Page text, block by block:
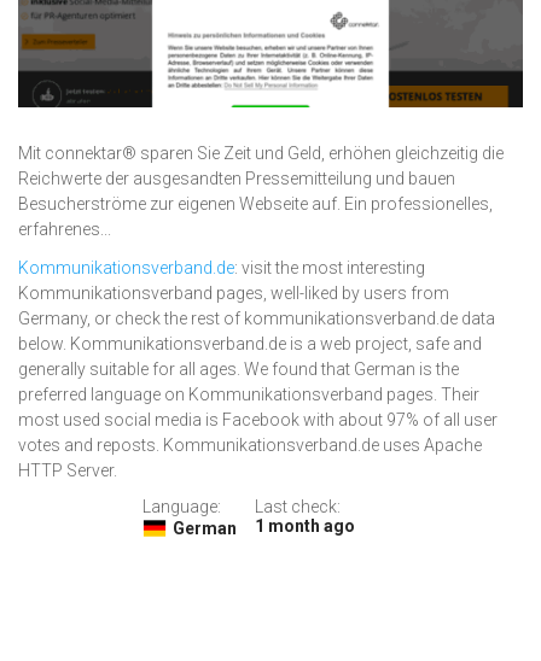
Mit connektar® sparen Sie Zeit und Geld, erhöhen gleichzeitig die
Reichwerte der ausgesandten Pressemitteilung und bauen
Besucherströme zur eigenen Webseite auf. Ein professionelles,
erfahrenes...
Kommunikationsverband.de: visit the most interesting
Kommunikationsverband pages, well-liked by users from
Germany, or check the rest of kommunikationsverband.de data
below. Kommunikationsverband.de is a web project, safe and
generally suitable for all ages. We found that German is the
preferred language on Kommunikationsverband pages. Their
most used social media is Facebook with about 97% of all user
votes and reposts. Kommunikationsverband.de uses Apache
HTTP Server.
Language:
German
Last check:
1 month ago